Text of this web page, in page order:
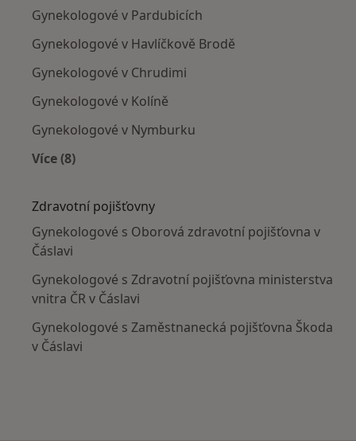
Gynekologové v Pardubicích
Gynekologové v Havlíčkově Brodě
Gynekologové v Chrudimi
Gynekologové v Kolíně
Gynekologové v Nymburku
Více (8)
Zdravotní pojišťovny
Gynekologové s Oborová zdravotní pojišťovna v
Čáslavi
Gynekologové s Zdravotní pojišťovna ministerstva
vnitra ČR v Čáslavi
Gynekologové s Zaměstnanecká pojišťovna Škoda
v Čáslavi